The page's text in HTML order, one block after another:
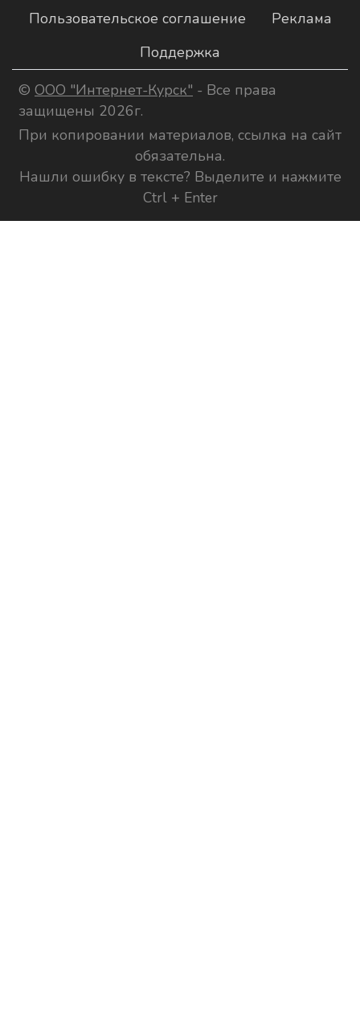
Пользовательское соглашение
Реклама
Поддержка
© ООО "Интернет-Курск" - Все права
защищены 2026г.
При копировании материалов, ссылка на сайт
обязательна.
Нашли ошибку в тексте? Выделите и нажмите
Ctrl + Enter